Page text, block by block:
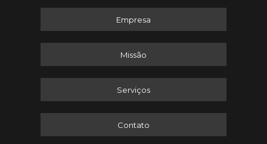
Empresa
Missão
Serviços
Contato